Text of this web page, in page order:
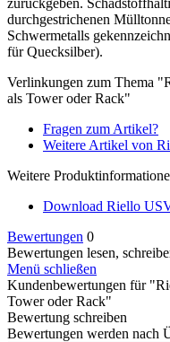
durchgestrichenen
Schwermetalls
für Quecksilber).
Verlinkungen zum Thema
als Tower oder Rack"
Fragen zum Artikel?
Weitere Artikel von
Weitere
Download Riello
Bewertungen 0
Bewertungen lesen,
Menü schließen
Kundenbewertungen für
Tower oder Rack"
Bewertung schreiben
Bewertungen werden nach